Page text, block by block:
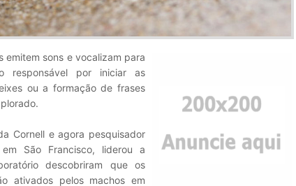
emitem sons e vocalizam para
responsável por iniciar as
ou a formação de frases
Cornell e agora pesquisador
São Francisco, liderou a
descobriram que os
ativados pelos machos em